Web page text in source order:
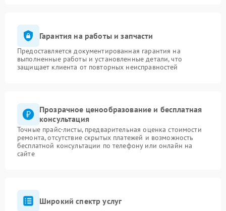
Гарантия на работы и запчасти
Предоставляется документированная гарантия на
выполненные работы и установленные детали, что
защищает клиента от повторных неисправностей
Прозрачное ценообразование и бесплатная
консультация
Точные прайс-листы, предварительная оценка стоимости
ремонта, отсутствие скрытых платежей и возможность
бесплатной консультации по телефону или онлайн на
сайте
Широкий спектр услуг